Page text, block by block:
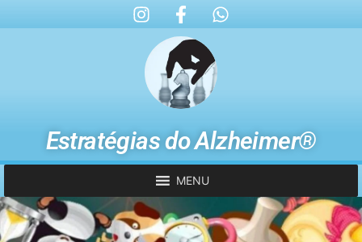
Estratégias do Alzheimer®
MENU